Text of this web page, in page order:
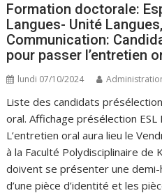
Formation doctorale:
Langues- Unité
Communication:
pour passer l’entretien
lundi 07/10/2024
Liste des candidats
oral. Affichage présélection
L’entretien oral aura lieu le
à la Faculté Polydisciplinaire de
doivent se présenter une demi-
d’une pièce d’identité et les